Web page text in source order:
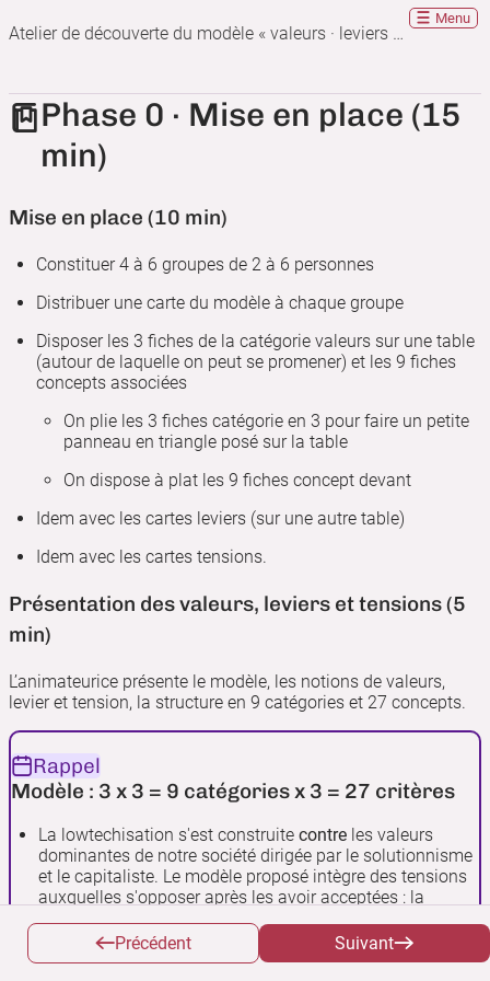
Atelier de découverte du modèle « valeurs · leviers · tensions » de la lowtechisation
Menu
Phase 0 · Mise en place (15
min)
Mise en place (10 min)
Constituer 4 à 6 groupes de 2 à 6 personnes
Distribuer une carte du modèle à chaque groupe
Disposer les 3 fiches de la catégorie valeurs sur une table
(autour de laquelle on peut se promener) et les 9 fiches
concepts associées
On plie les 3 fiches catégorie en 3 pour faire un petite
panneau en triangle posé sur la table
On dispose à plat les 9 fiches concept devant
Idem avec les cartes leviers (sur une autre table)
Idem avec les cartes tensions.
Présentation des valeurs, leviers et tensions (5
min)
L’animateurice présente le modèle, les notions de valeurs,
levier et tension, la structure en 9 catégories et 27 concepts.
Rappel
Modèle : 3 x 3 = 9 catégories x 3 = 27 critères
La lowtechisation s'est construite contre les valeurs
dominantes de notre société dirigée par le solutionnisme
et le capitaliste. Le modèle proposé intègre des tensions
auxquelles s'opposer après les avoir acceptées : la
croissance économique, le progrès technique et la
consommation individuelle.
Il s'agit ni de les nier, « il n'y a
pas de problème », ni de les naturaliser, « c'est comme ça
Précédent Suivant